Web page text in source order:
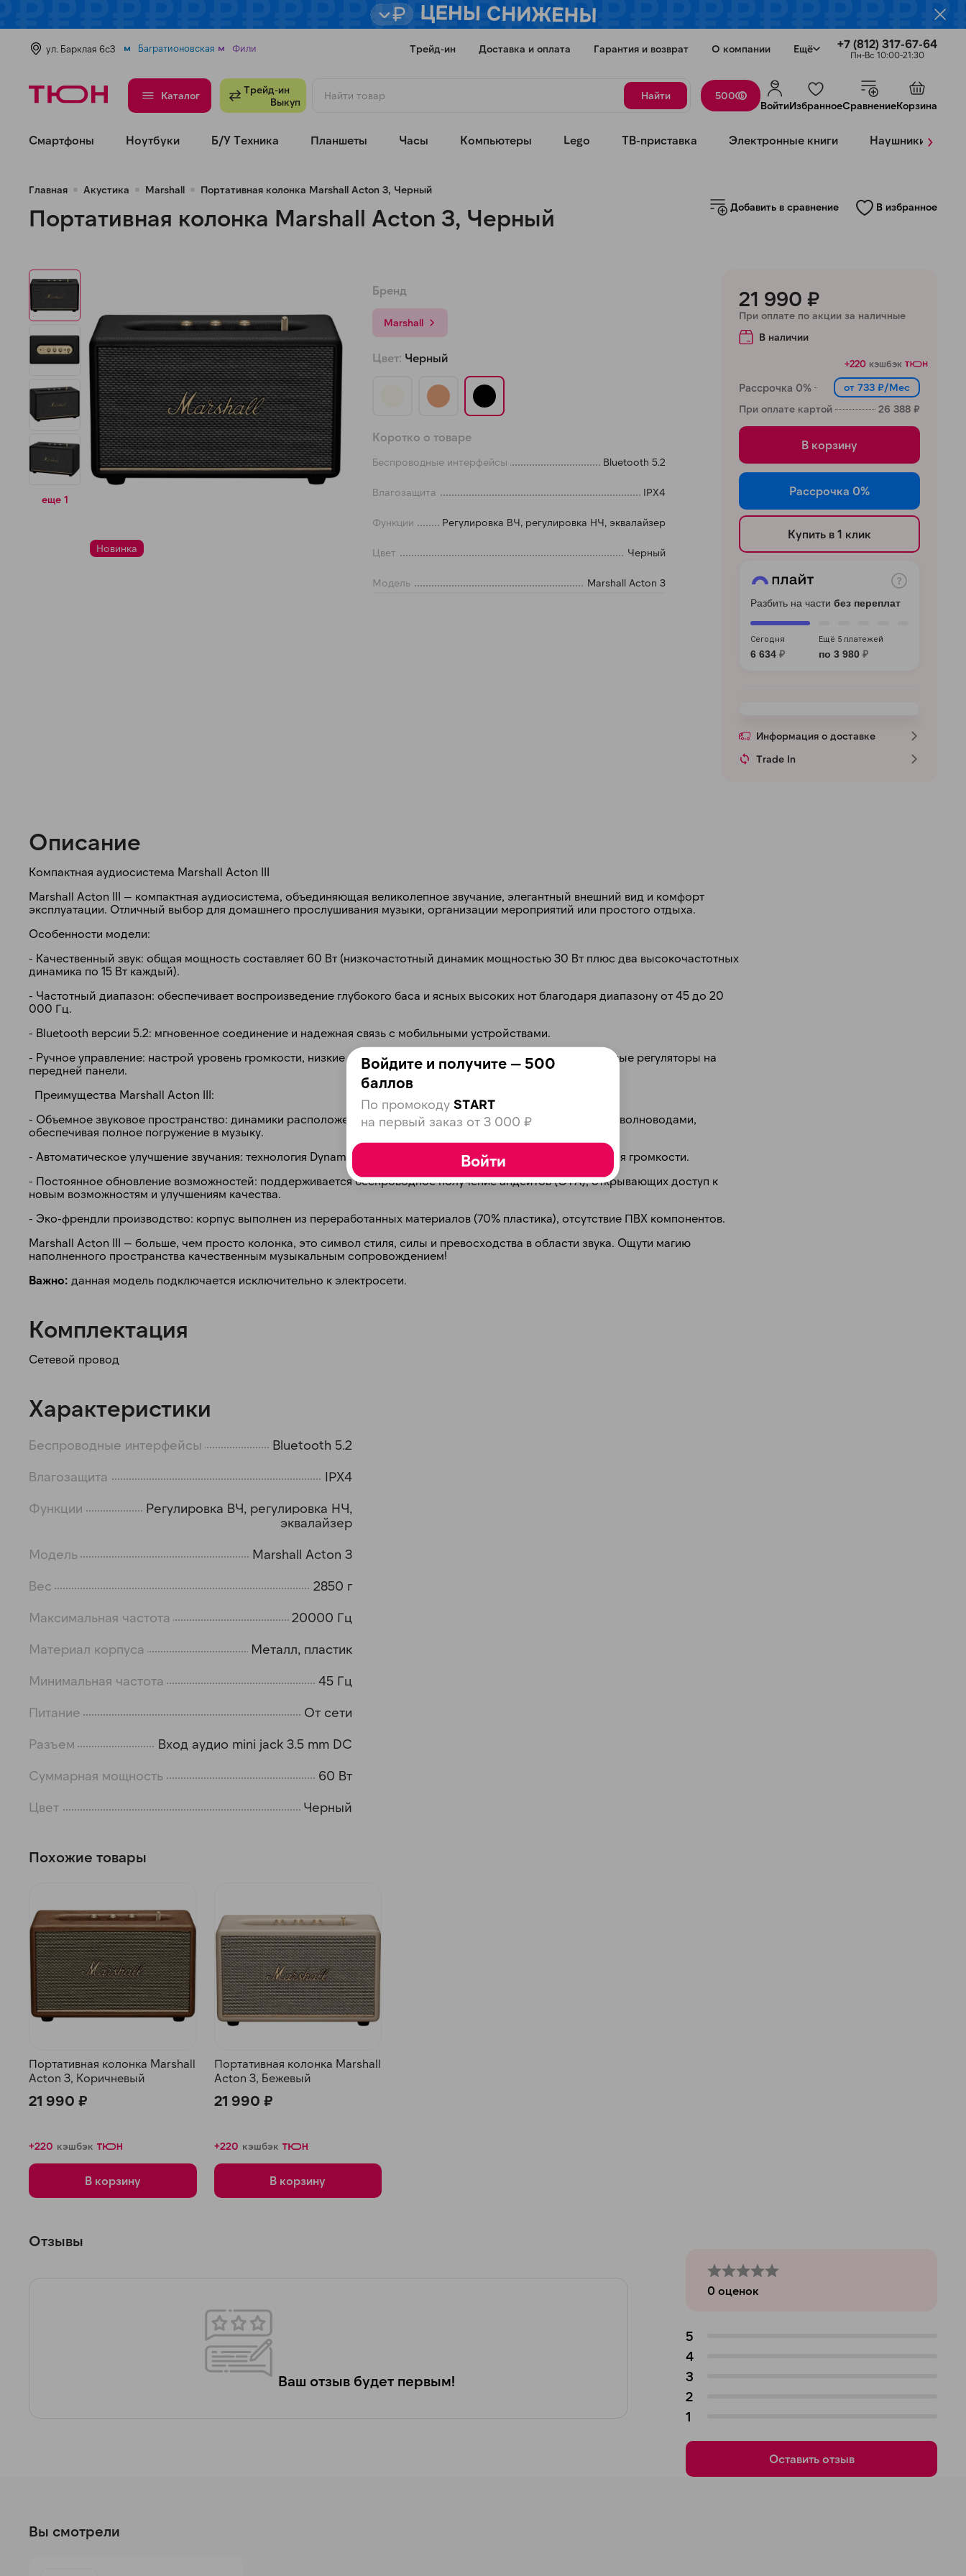
ул. Барклая 6с3 Багратионовская Фили Трейд-ин Доставка и оплата Гарантия и возврат О компании Ещё +7 (812) 317-67-64
Пн-Вс 10:00-21:30
Каталог
Трейд-ин
Выкуп
Найти
500
ВойтиИзбранноеСравнениеКорзина
Смартфоны Ноутбуки Б/У Техника Планшеты Часы Компьютеры Lego ТВ-приставка Электронные книги Наушники ›
Главная Акустика Marshall Портативная колонка Marshall Acton 3, Черный
Портативная колонка Marshall Acton 3, Черный Добавить в сравнение В избранное
еще 1
Новинка
Бренд
Marshall
Цвет: Черный
Коротко о товаре
Беспроводные интерфейсы Bluetooth 5.2
Влагозащита IPX4
Функции Регулировка ВЧ, регулировка НЧ, эквалайзер
Цвет Черный
Модель Marshall Acton 3
21 990 ₽
При оплате по акции за наличные
В наличии
+220 кэшбэк
Рассрочка 0%
от 733 ₽/Мес
При оплате картой
26 388 ₽
В корзину
Рассрочка 0%
Купить в 1 клик
Разбить на части без переплат
Сегодня
6 634 ₽
Ещё 5 платежей
по 3 980 ₽
Информация о доставке
Trade In
Описание
Компактная аудиосистема Marshall Acton III
Marshall Acton III — компактная аудиосистема, объединяющая великолепное звучание, элегантный внешний вид и комфорт
эксплуатации. Отличный выбор для домашнего прослушивания музыки, организации мероприятий или простого отдыха.
Особенности модели:
- Качественный звук: общая мощность составляет 60 Вт (низкочастотный динамик мощностью 30 Вт плюс два высокочастотных
динамика по 15 Вт каждый).
- Частотный диапазон: обеспечивает воспроизведение глубокого баса и ясных высоких нот благодаря диапазону от 45 до 20
000 Гц.
- Bluetooth версии 5.2: мгновенное соединение и надежная связь с мобильными устройствами.
- Ручное управление: настрой уровень громкости, низкие и высокие частоты вручную, используя поворотные регуляторы на
передней панели.
Преимущества Marshall Acton III:
- Объемное звуковое пространство: динамики расположены по углам корпуса, дополнены современными волноводами,
обеспечивая полное погружение в музыку.
- Автоматическое улучшение звучания: технология Dynamic Loudness адаптирует звук независимо от уровня громкости.
- Постоянное обновление возможностей: поддерживается беспроводное получение апдейтов (OTA), открывающих доступ к
новым возможностям и улучшениям качества.
- Эко-френдли производство: корпус выполнен из переработанных материалов (70% пластика), отсутствие ПВХ компонентов.
Marshall Acton III — больше, чем просто колонка, это символ стиля, силы и превосходства в области звука. Ощути магию
наполненного пространства качественным музыкальным сопровождением!
Важно: данная модель подключается исключительно к электросети.
Комплектация
Сетевой провод
Характеристики
Беспроводные интерфейсы
Bluetooth 5.2
Влагозащита
IPX4
Функции
Регулировка ВЧ, регулировка НЧ,
эквалайзер
Модель
Marshall Acton 3
Вес
2850 г
Максимальная частота
20000 Гц
Материал корпуса
Металл, пластик
Минимальная частота
45 Гц
Питание
От сети
Разъем
Вход аудио mini jack 3.5 mm DC
Суммарная мощность
60 Вт
Цвет
Черный
Похожие товары
Портативная колонка Marshall
Acton 3, Коричневый
21 990 ₽
+220 кэшбэк
В корзину
Портативная колонка Marshall
Acton 3, Бежевый
21 990 ₽
+220 кэшбэк
В корзину
Отзывы
Ваш отзыв будет первым!
0 оценок
5
4
3
2
1
Оставить отзыв
Вы смотрели
Закрыть
Разбейтеоплату
на частибез переплат
График платежей
25
25
раз в 2
раз в 2 недели
8 800 302-02-51
Войдите и получите — 500
баллов
По промокоду START
на первый заказ от 3 000 ₽
Войти